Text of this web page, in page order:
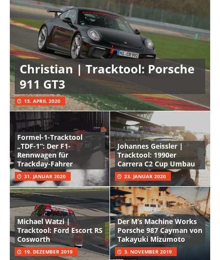
Christian | Tracktool: Porsche
911 GT3
15. APRIL 2020
Formel-1-Tracktool
„TDF-1“: Der F1-
Rennwagen für
Trackday-Fahrer
31. JANUAR 2020
Johannes Geissler |
Tracktool: 1990er
Carrera C2 Cup Umbau
23. JANUAR 2020
Michael Watzi |
Tracktool: Ford Escort RS
Cosworth
19. DEZEMBER 2019
Der M’s Machine Works
Porsche 987 Cayman von
Takayuki Mizumoto
3. NOVEMBER 2019